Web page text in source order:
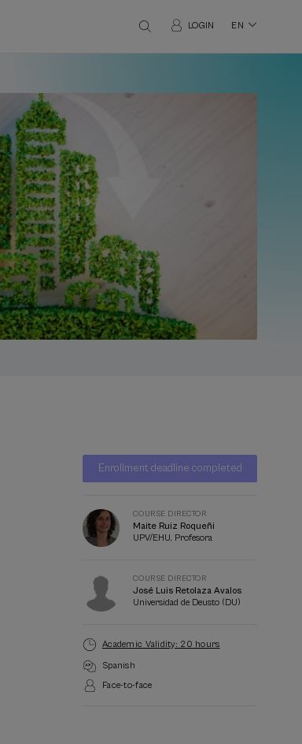
LOGIN EN
Date expired
Waiting
Enrollment deadline completed
COURSE DIRECTOR
Maite Ruiz Roqueñi
UPV/EHU, Profesora
COURSE DIRECTOR
José Luis Retolaza Avalos
Universidad de Deusto (DU)
Academic Validity: 20 hours
Spanish
Face-to-face